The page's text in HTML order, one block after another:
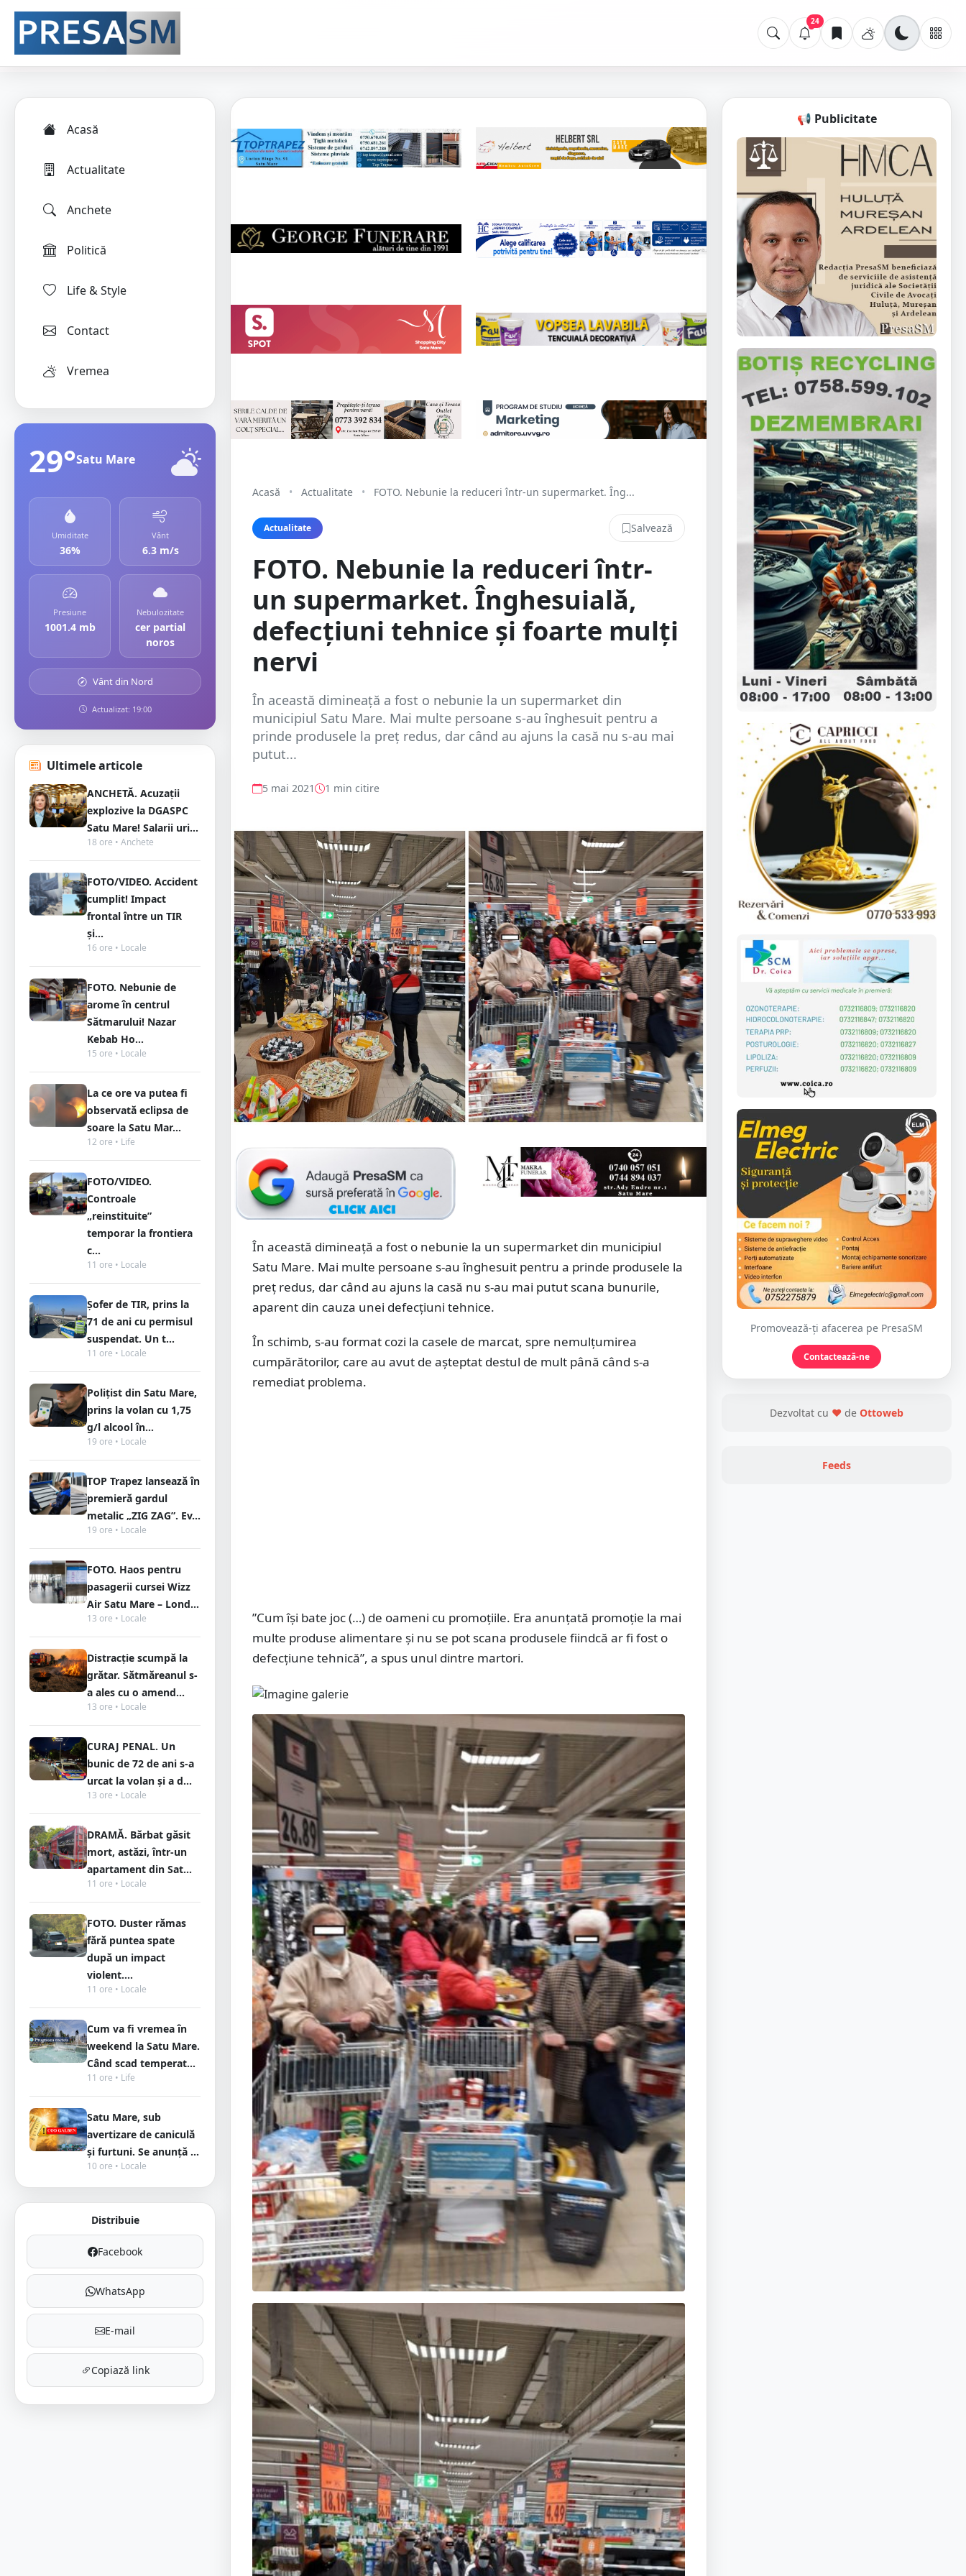
24
Acasă
Actualitate
Anchete
Politică
Life & Style
Contact
Vremea
29°Satu Mare
Umiditate
36%
Vânt
6.3 m/s
Presiune
1001.4 mb
Nebulozitate
cer partial
noros
Vânt din Nord
Actualizat: 19:00
Ultimele articole
ANCHETĂ. Acuzații
explozive la DGASPC
Satu Mare! Salarii uri...
18 ore • Anchete
FOTO/VIDEO. Accident
cumplit! Impact
frontal între un TIR
și...
16 ore • Locale
FOTO. Nebunie de
arome în centrul
Sătmarului! Nazar
Kebab Ho...
15 ore • Locale
La ce ore va putea fi
observată eclipsa de
soare la Satu Mar...
12 ore • Life
FOTO/VIDEO.
Controale
„reinstituite”
temporar la frontiera
c...
11 ore • Locale
Șofer de TIR, prins la
71 de ani cu permisul
suspendat. Un t...
11 ore • Locale
Polițist din Satu Mare,
prins la volan cu 1,75
g/l alcool în...
19 ore • Locale
TOP Trapez lansează în
premieră gardul
metalic „ZIG ZAG”. Ev...
19 ore • Locale
FOTO. Haos pentru
pasagerii cursei Wizz
Air Satu Mare – Lond...
13 ore • Locale
Distracție scumpă la
grătar. Sătmăreanul s-
a ales cu o amend...
13 ore • Locale
CURAJ PENAL. Un
bunic de 72 de ani s-a
urcat la volan și a d...
13 ore • Locale
DRAMĂ. Bărbat găsit
mort, astăzi, într-un
apartament din Sat...
11 ore • Locale
FOTO. Duster rămas
fără puntea spate
după un impact
violent....
11 ore • Locale
Cum va fi vremea în
weekend la Satu Mare.
Când scad temperat...
11 ore • Life
Satu Mare, sub
avertizare de caniculă
și furtuni. Se anunță ...
10 ore • Locale
Distribuie
Facebook
WhatsApp
E-mail
Copiază link
Acasă • Actualitate • FOTO. Nebunie la reduceri într-un supermarket. Îng...
Actualitate Salvează
FOTO. Nebunie la reduceri într-
un supermarket. Înghesuială,
defecțiuni tehnice și foarte mulți
nervi
În această dimineață a fost o nebunie la un supermarket din
municipiul Satu Mare. Mai multe persoane s-au înghesuit pentru a
prinde produsele la preț redus, dar când au ajuns la casă nu s-au mai
putut...
5 mai 2021 1 min citire
În această dimineață a fost o nebunie la un supermarket din municipiul
Satu Mare. Mai multe persoane s-au înghesuit pentru a prinde produsele la
preț redus, dar când au ajuns la casă nu s-au mai putut scana bunurile,
aparent din cauza unei defecțiuni tehnice.
În schimb, s-au format cozi la casele de marcat, spre nemulțumirea
cumpărătorilor, care au avut de așteptat destul de mult până când s-a
remediat problema.
”Cum își bate joc (…) de oameni cu promoțiile. Era anunțată promoție la mai
multe produse alimentare și nu se pot scana produsele fiindcă ar fi fost o
defecțiune tehnică”, a spus unul dintre martori.
📢 Publicitate
Promovează-ți afacerea pe PresaSM
Contactează-ne
Dezvoltat cu ❤ de Ottoweb
Feeds